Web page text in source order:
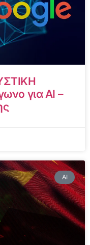
για AI –
AI